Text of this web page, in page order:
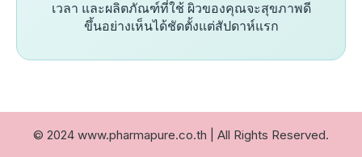
เวลา และผลิตภัณฑ์ที่ใช้ ผิวของคุณจะสุขภาพดี
ขึ้นอย่างเห็นได้ชัดตั้งแต่สัปดาห์แรก
© 2024 www.pharmapure.co.th | All Rights Reserved.